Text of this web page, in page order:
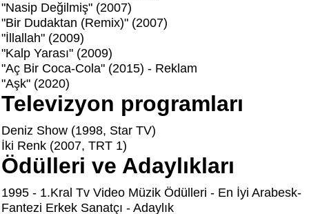
"Nasip Değilmiş" (2007)
"Bir Dudaktan (Remix)" (2007)
"İllallah" (2009)
"Kalp Yarası" (2009)
"Aç Bir Coca-Cola" (2015) - Reklam
"Aşk" (2020)
Televizyon programları
Deniz Show (1998, Star TV)
İki Renk (2007, TRT 1)
Ödülleri ve Adaylıkları
1995 - 1.Kral Tv Video Müzik Ödülleri - En İyi Arabesk-
Fantezi Erkek Sanatçı - Adaylık